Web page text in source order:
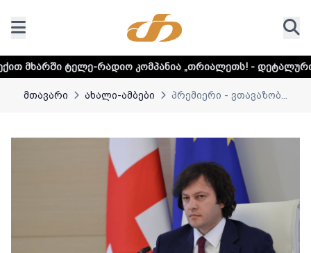
რადიო კომპანია „თრიალეთს! - დეტალური
მთავარი ახალი-ამბები პრემიერი - ვთავაზობ...